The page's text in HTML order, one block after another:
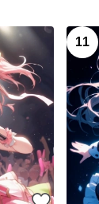
11